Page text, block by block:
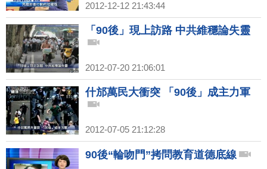
2012-12-12 21:43:44
「90後」現上訪路 中共維穩論失靈
2012-07-20 21:06:01
什邡萬民大衝突 「90後」成主力軍
2012-07-05 21:12:28
90後“輪吻門”拷問教育道德底線